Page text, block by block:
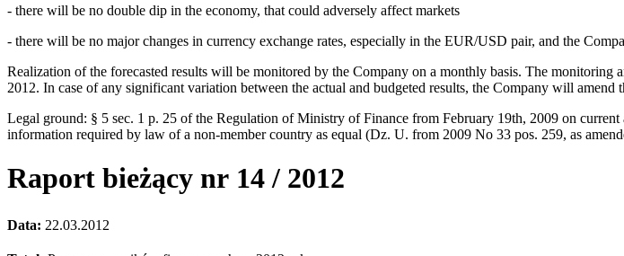
- there will be no double dip in the economy, that could adversely affect markets
- there will be no major changes in currency exchange rates, especially in the EUR/USD pair, and the
Realization of the forecasted results will be monitored by the Company on a monthly basis. The
2012. In case of any significant variation between the actual and budgeted results, the Company will amend
Legal ground: § 5 sec. 1 p. 25 of the Regulation of Ministry of Finance from February 19th, 2009 on
information required by law of a non-member country as equal (Dz. U. from 2009 No 33 pos. 259, as
Raport bieżący nr 14 / 2012
Data: 22.03.2012